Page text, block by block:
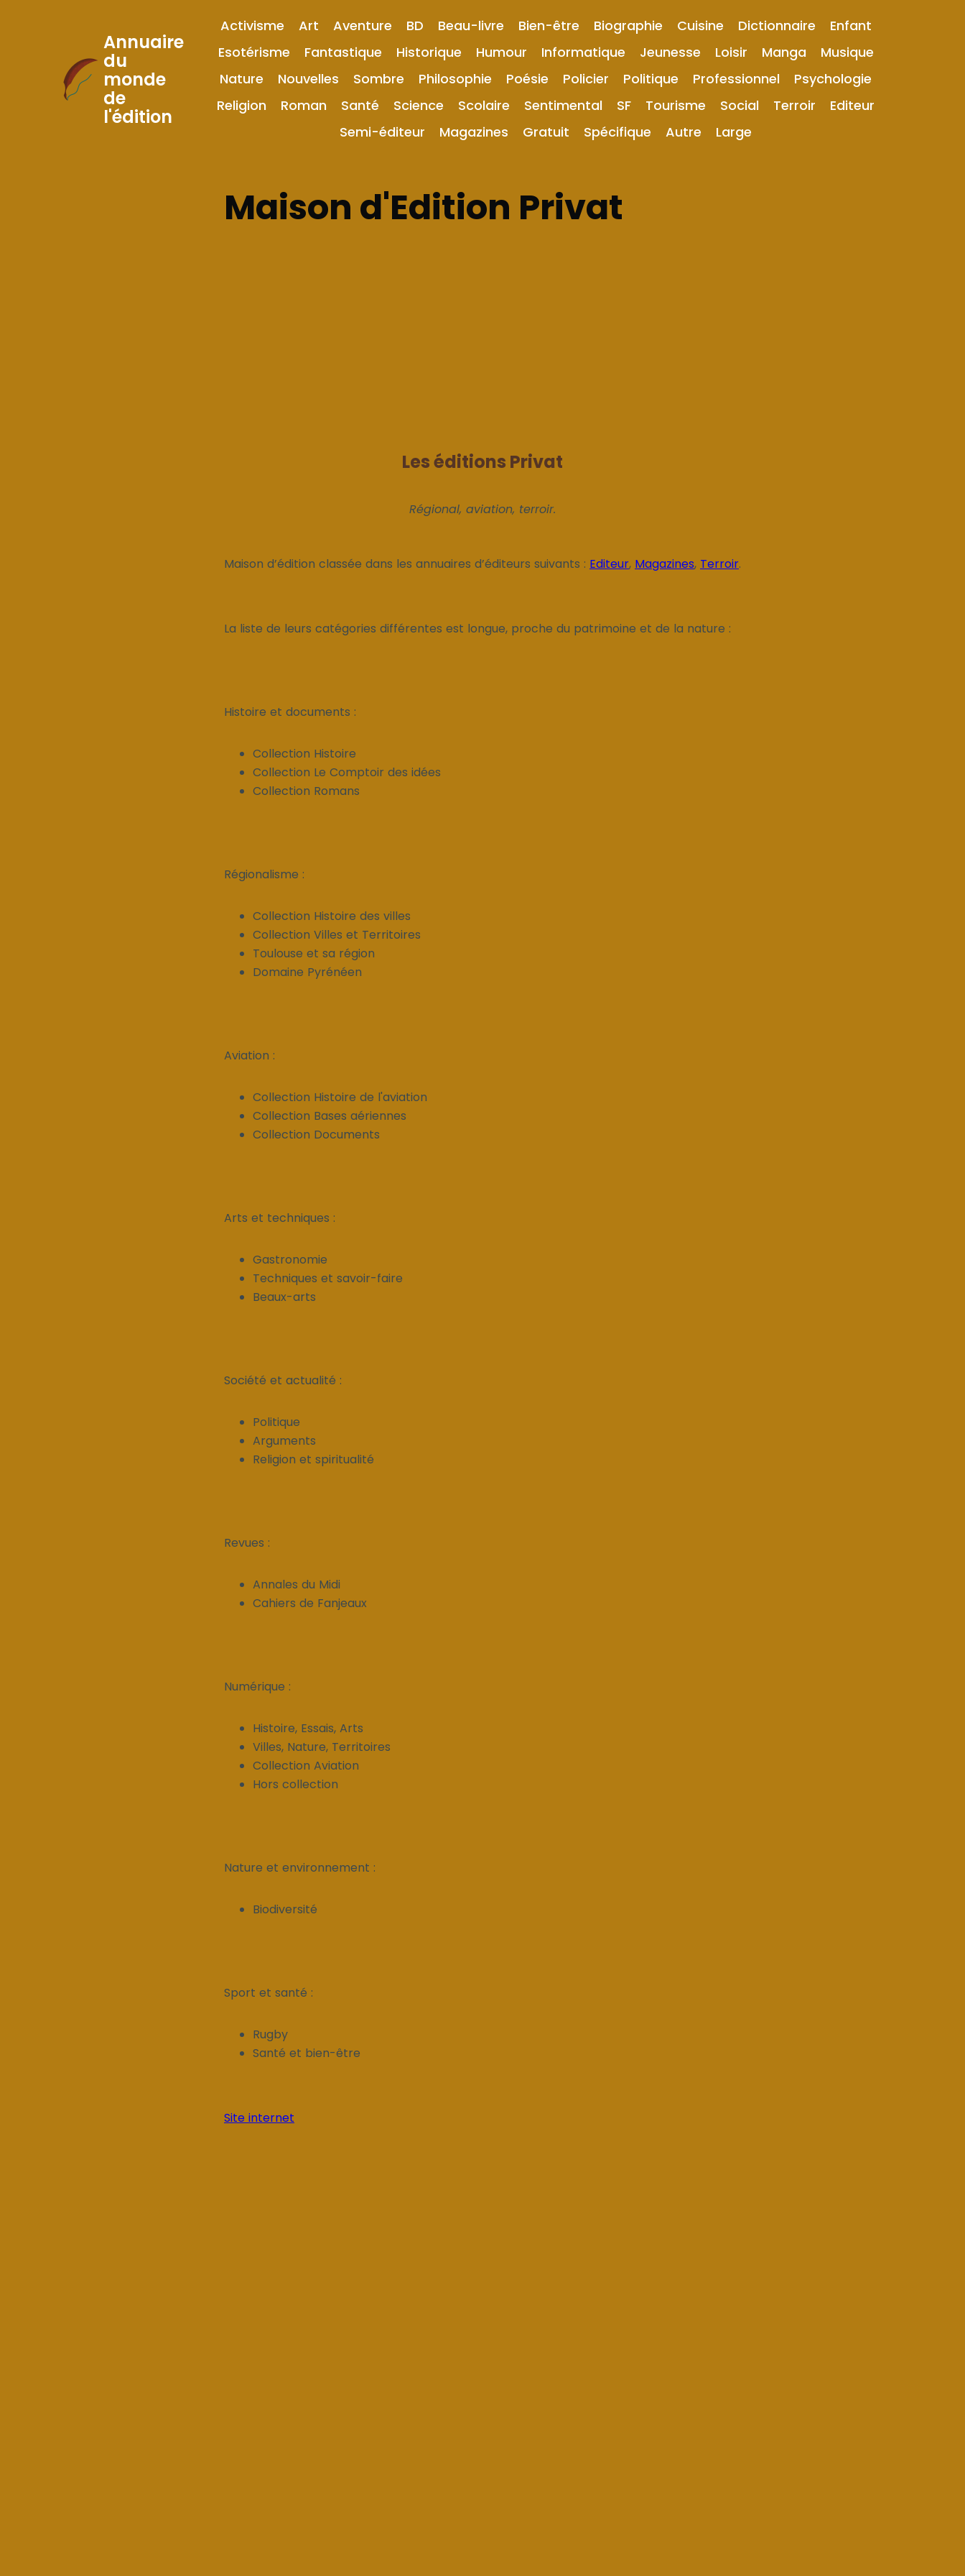
Skip
to
Content
Annuaire
du
monde
de
l'édition
Activisme Art Aventure BD Beau-livre Bien-être Biographie Cuisine Dictionnaire
Enfant
Esotérisme
Fantastique Historique Humour Informatique Jeunesse Loisir Manga
Musique
Nature
Nouvelles Sombre Philosophie Poésie Policier Politique Professionnel
Psychologie
Religion
Roman Santé Science Scolaire Sentimental SF Tourisme Social Terroir
Editeur
Semi-éditeur
Magazines Gratuit Spécifique Autre Large
Maison d'Edition Privat
Les éditions Privat
Régional, aviation, terroir.
Maison d’édition classée dans les annuaires d’éditeurs suivants : Editeur, Magazines, Terroir.
La liste de leurs catégories différentes est longue, proche du patrimoine et de la nature :
Histoire et documents :
Collection Histoire
Collection Le Comptoir des idées
Collection Romans
Régionalisme :
Collection Histoire des villes
Collection Villes et Territoires
Toulouse et sa région
Domaine Pyrénéen
Aviation :
Collection Histoire de l'aviation
Collection Bases aériennes
Collection Documents
Arts et techniques :
Gastronomie
Techniques et savoir-faire
Beaux-arts
Société et actualité :
Politique
Arguments
Religion et spiritualité
Revues :
Annales du Midi
Cahiers de Fanjeaux
Numérique :
Histoire, Essais, Arts
Villes, Nature, Territoires
Collection Aviation
Hors collection
Nature et environnement :
Biodiversité
Sport et santé :
Rugby
Santé et bien-être
Site internet